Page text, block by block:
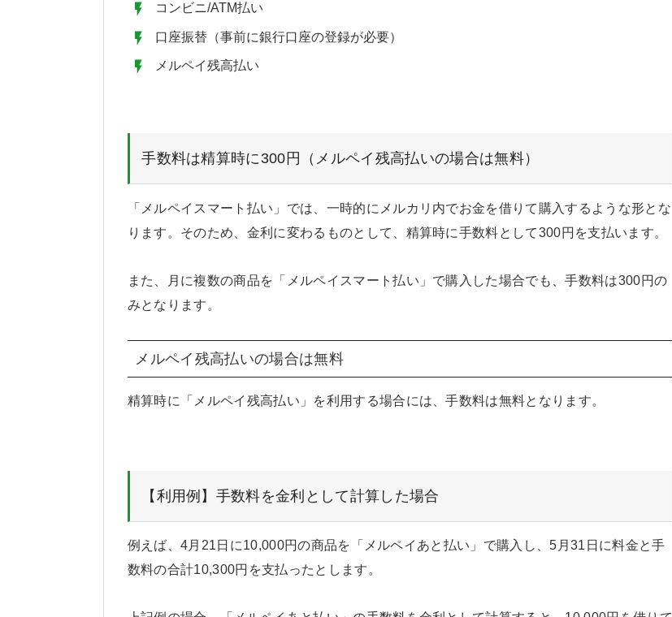
コンビニ/ATM払い
口座振替（事前に銀行口座の登録が必要）
メルペイ残高払い
手数料は精算時に300円（メルペイ残高払いの場合は無料）
「メルペイスマート払い」では、一時的にメルカリ内でお金を借りて購入するような形とな
ります。そのため、金利に変わるものとして、精算時に手数料として300円を支払います。
また、月に複数の商品を「メルペイスマート払い」で購入した場合でも、手数料は300円の
みとなります。
メルペイ残高払いの場合は無料
精算時に「メルペイ残高払い」を利用する場合には、手数料は無料となります。
【利用例】手数料を金利として計算した場合
例えば、4月21日に10,000円の商品を「メルペイあと払い」で購入し、5月31日に料金と手
数料の合計10,300円を支払ったとします。